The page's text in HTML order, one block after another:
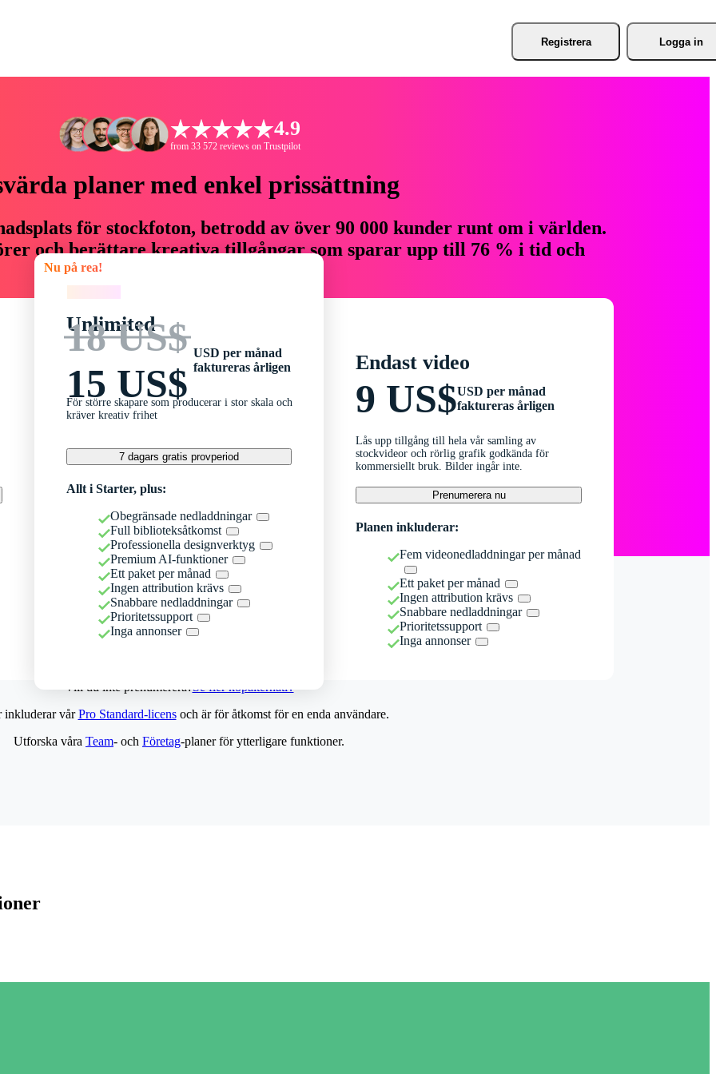
Registrera Logga in
4.9
from 33 572 reviews on Trustpilot
planer med enkel prissättning
för stockfoton, betrodd av över 90 000 kunder runt om i världen.
och berättare kreativa tillgångar som sparar upp till 76 % i tid och
Nu på rea!
Unlimited
18 US$
15 US$
USD per månad
faktureras årligen
För större skapare som producerar i stor skala och
kräver kreativ frihet
7 dagars gratis provperiod
Allt i Starter, plus:
Obegränsade nedladdningar
Full biblioteksåtkomst
Professionella designverktyg
Premium AI-funktioner
Ett paket per månad
Ingen attribution krävs
Snabbare nedladdningar
Prioritetssupport
Inga annonser
Endast video
9 US$USD per månad
faktureras årligen
Lås upp tillgång till hela vår samling av
stockvideor och rörlig grafik godkända för
kommersiellt bruk. Bilder ingår inte.
Prenumerera nu
Planen inkluderar:
Fem videonedladdningar per månad
Ett paket per månad
Ingen attribution krävs
Snabbare nedladdningar
Prioritetssupport
Inga annonser
Vill du inte prenumerera?Se fler köpalternativ
inkluderar vårPro Standard-licensoch är för åtkomst för en enda användare.
Utforska våra Team- och Företag-planer för ytterligare funktioner.